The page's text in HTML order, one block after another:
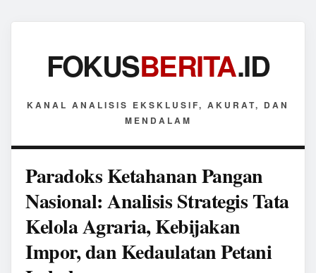
FOKUSBERITA.ID
KANAL ANALISIS EKSKLUSIF, AKURAT, DAN
MENDALAM
Paradoks Ketahanan Pangan
Nasional: Analisis Strategis Tata
Kelola Agraria, Kebijakan
Impor, dan Kedaulatan Petani